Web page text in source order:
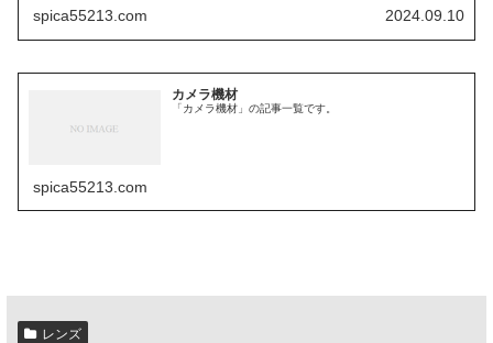
spica55213.com 2024.09.10
カメラ機材
「カメラ機材」の記事一覧です。
spica55213.com
レンズ